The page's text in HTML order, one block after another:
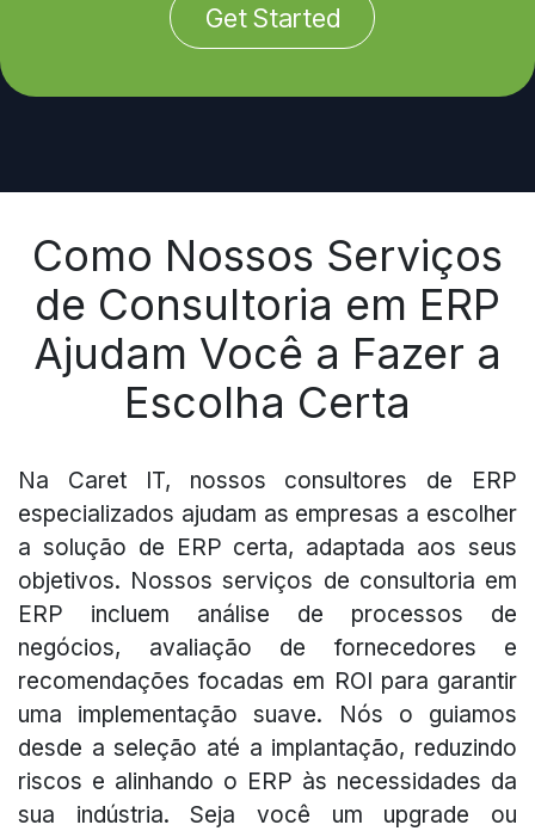
Get Started
Como Nossos Serviços
de Consultoria em ERP
Ajudam Você a Fazer a
Escolha Certa
Na Caret IT, nossos consultores de ERP
especializados ajudam as empresas a escolher
a solução de ERP certa, adaptada aos seus
objetivos. Nossos serviços de consultoria em
ERP incluem análise de processos de
negócios, avaliação de fornecedores e
recomendações focadas em ROI para garantir
uma implementação suave. Nós o guiamos
desde a seleção até a implantação, reduzindo
riscos e alinhando o ERP às necessidades da
sua indústria. Seja você um upgrade ou